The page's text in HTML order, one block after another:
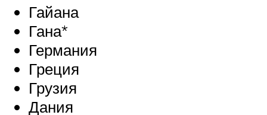
Гайана
Гана*
Германия
Греция
Грузия
Дания